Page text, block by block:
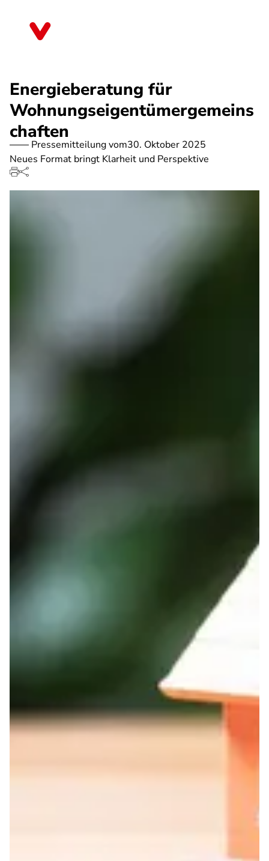
Energieberatung für
Wohnungseigentümergemeins
chaften
Pressemitteilung vom30. Oktober 2025
Neues Format bringt Klarheit und Perspektive